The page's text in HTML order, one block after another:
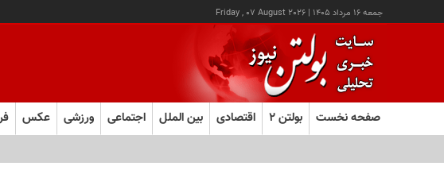
جمعه ۱۶ مرداد ۱۴۰۵ |
Friday , 07 August 2026
صفحه نخست بولتن ۲ اقتصادی بین الملل اجتماعی ورزشی عکس